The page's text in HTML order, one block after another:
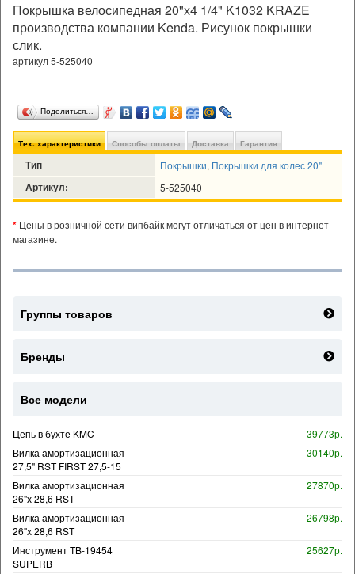
Покрышка велосипедная 20"х4 1/4" K1032 KRAZE
производства компании Kenda. Рисунок покрышки
слик.
артикул 5-525040
Поделиться…
Тех. характеристики Способы оплаты Доставка Гарантия
Тип Покрышки, Покрышки для колес 20"
Артикул: 5-525040
* Цены в розничной сети випбайк могут отличаться от цен в интернет
магазине.
Группы товаров
Бренды
Все модели
Цепь в бухте KMC
39773р.
Вилка амортизационная
27,5" RST FIRST 27,5-15
30140р.
Вилка амортизационная
26"х 28,6 RST
27870р.
Вилка амортизационная
26"х 28,6 RST
26798р.
Инструмент TB-19454
SUPERB
25627р.